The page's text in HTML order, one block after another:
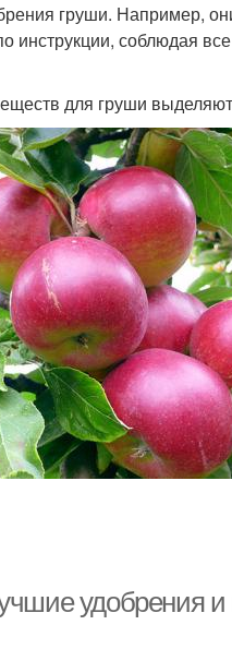
груши. Например,
инструкции, соблюдая
для груши выделяют
удобрения и